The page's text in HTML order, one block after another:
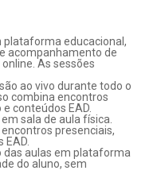
plataforma educacional,
acompanhamento de
As sessões
ao vivo durante todo o
combina encontros
conteúdos EAD.
sala de aula física.
presenciais,
das aulas em plataforma
do aluno, sem